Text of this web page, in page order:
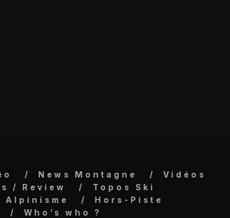
News Montagne
Vidéos
/ Review
Topos Ski
Alpinisme
Hors-Piste
Who’s who ?